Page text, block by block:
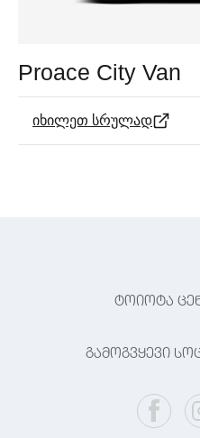
Proace City Van
იხილეთ სრულად
ტოიოტა
გამოგვყევი